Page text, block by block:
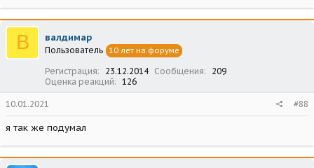
а
к
ц
и
и
В валдимар
Пользователь 10 лет на форуме
Регистрация 23.12.2014 Сообщения
209
Оценка реакций
126
10.01.2021 #88
я так же подумал